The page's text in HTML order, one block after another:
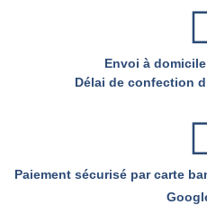
Envoi à
Délai de confection
Paiement sécurisé par carte